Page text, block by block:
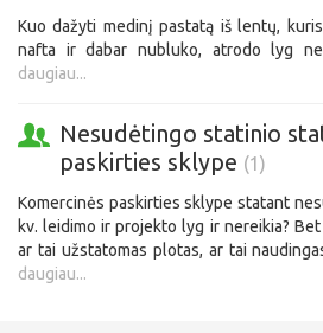
Kuo dažyti medinį pastatą iš lentų,
nafta ir dabar nubluko, atrodo lyg
daugiau...
Nesudėtingo statinio
paskirties sklype (1)
Komercinės paskirties sklype statant
kv. leidimo ir projekto lyg ir nereikia?
ar tai užstatomas plotas, ar tai
daugiau...